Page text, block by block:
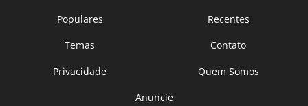
Populares
Recentes
Temas
Contato
Privacidade
Quem Somos
Anuncie